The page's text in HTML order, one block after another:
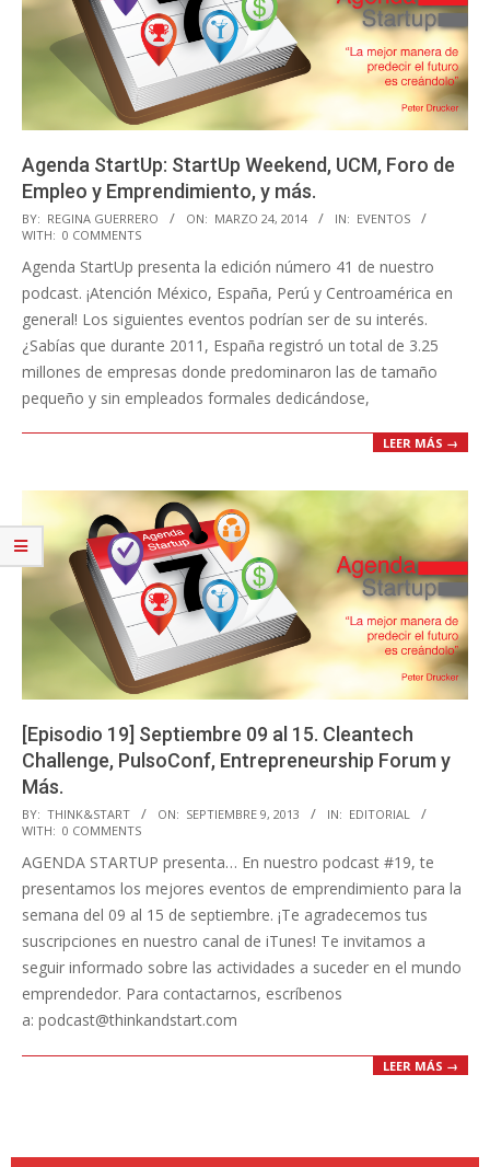
Agenda StartUp: StartUp Weekend, UCM, Foro de
Empleo y Emprendimiento, y más.
2014-
03-
24
BY: REGINA GUERRERO ON: MARZO 24, 2014 IN: EVENTOS
WITH: 0 COMMENTS
Agenda StartUp presenta la edición número 41 de nuestro
podcast. ¡Atención México, España, Perú y Centroamérica en
general! Los siguientes eventos podrían ser de su interés.
¿Sabías que durante 2011, España registró un total de 3.25
millones de empresas donde predominaron las de tamaño
pequeño y sin empleados formales dedicándose,
LEER MÁS →
[Episodio 19] Septiembre 09 al 15. Cleantech
Challenge, PulsoConf, Entrepreneurship Forum y
Más.
2013-
09-
09
BY: THINK&START ON: SEPTIEMBRE 9, 2013 IN: EDITORIAL
WITH: 0 COMMENTS
AGENDA STARTUP presenta… En nuestro podcast #19, te
presentamos los mejores eventos de emprendimiento para la
semana del 09 al 15 de septiembre. ¡Te agradecemos tus
suscripciones en nuestro canal de iTunes! Te invitamos a
seguir informado sobre las actividades a suceder en el mundo
emprendedor. Para contactarnos, escríbenos
a: podcast@thinkandstart.com
LEER MÁS →